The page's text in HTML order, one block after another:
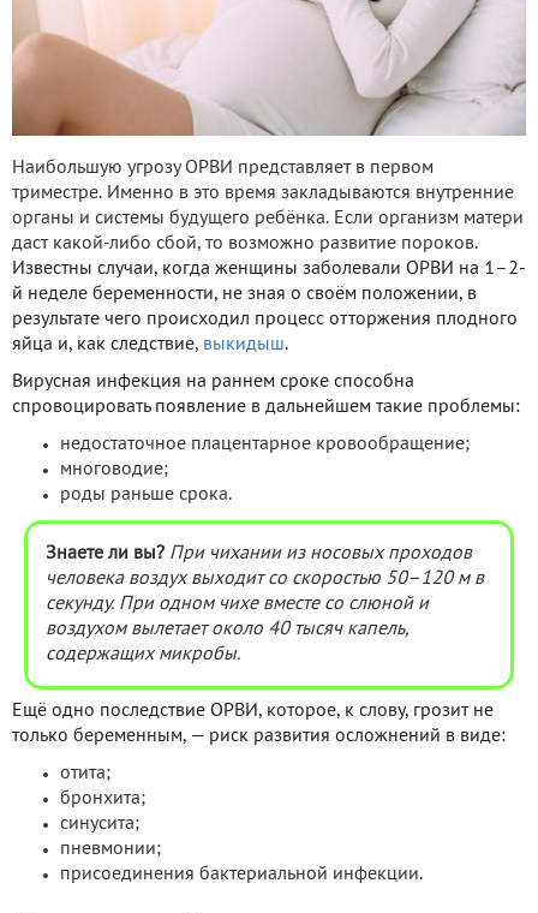
Наибольшую угрозу ОРВИ представляет в первом
триместре. Именно в это время закладываются внутренние
органы и системы будущего ребёнка. Если организм матери
даст какой-либо сбой, то возможно развитие пороков.
Известны случаи, когда женщины заболевали ОРВИ на 1–2-
й неделе беременности, не зная о своём положении, в
результате чего происходил процесс отторжения плодного
яйца и, как следствие, выкидыш.
Вирусная инфекция на раннем сроке способна
спровоцировать появление в дальнейшем такие проблемы:
недостаточное плацентарное кровообращение;
многоводие;
роды раньше срока.
Знаете ли вы? При чихании из носовых проходов
человека воздух выходит со скоростью 50–120 м в
секунду. При одном чихе вместе со слюной и
воздухом вылетает около 40 тысяч капель,
содержащих микробы.
Ещё одно последствие ОРВИ, которое, к слову, грозит не
только беременным, — риск развития осложнений в виде:
отита;
бронхита;
синусита;
пневмонии;
присоединения бактериальной инфекции.